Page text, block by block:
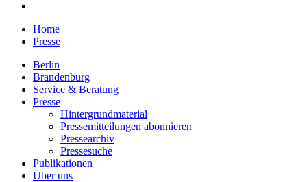
Home
Presse
Berlin
Brandenburg
Service & Beratung
Presse
Hintergrundmaterial
Pressemitteilungen abonnieren
Pressearchiv
Pressesuche
Publikationen
Über uns